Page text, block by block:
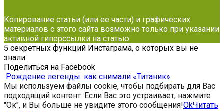
Копирование статьи (или ее части) и графических
материалов с этого сайта возможно только при указании
активной гиперссылки на статью
5 секретных функций Инстаграма, о которых вы не
знали
Поделиться на Facebook
Рождение легенды: как снимали «Титаник»
Мы используем файлы cookie, чтобы подбирать для Вас
подходящий контент. Если Вас это устраивает, нажмите
"Ок", и Вы больше не увидите этого сообщения!OkЧитать